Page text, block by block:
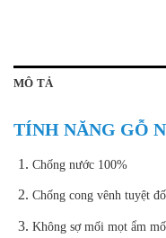
MÔ TẢ
TÍNH NĂNG GỖ
Chống nước 100%
Chống cong vênh tuyệt
Không sợ mối mọt ẩm